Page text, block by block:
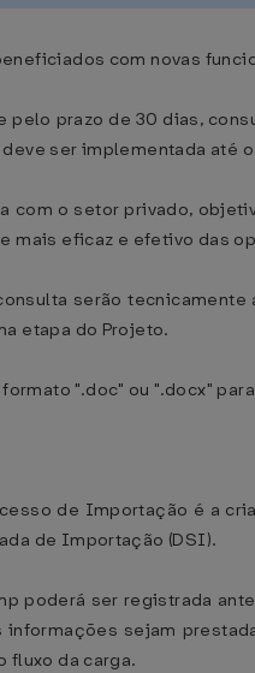
com novas
pelo prazo de 30 dias,
ser implementada
com o setor privado,
mais eficaz e efetivo das
serão
etapa do Projeto.
".doc" ou ".docx"
de Importação é a
de Importação (DSI).
poderá ser registrada
sejam
fluxo da carga.